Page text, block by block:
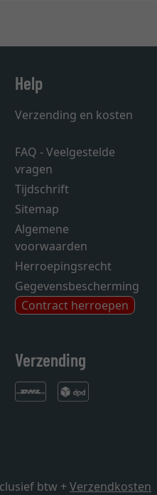
Help
Verzending en kosten
FAQ - Veelgestelde
vragen
Tijdschrift
Sitemap
Algemene
voorwaarden
Herroepingsrecht
Gegevensbescherming
Contract herroepen
Verzending
btw +Verzendkosten